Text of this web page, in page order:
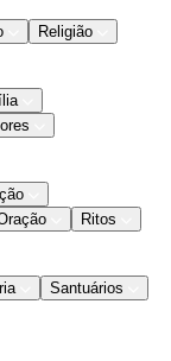
Religião
Ritos
Santuários